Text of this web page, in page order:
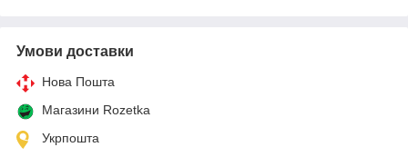
Умови доставки
Нова Пошта
Магазини Rozetka
Укрпошта